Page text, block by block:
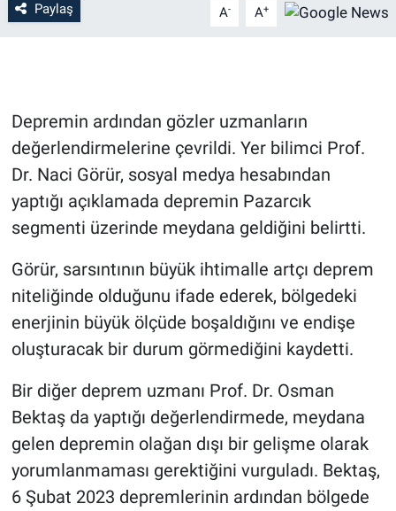
Paylaş A- A+
Depremin ardından gözler uzmanların
değerlendirmelerine çevrildi. Yer bilimci Prof.
Dr. Naci Görür, sosyal medya hesabından
yaptığı açıklamada depremin Pazarcık
segmenti üzerinde meydana geldiğini belirtti.
Görür, sarsıntının büyük ihtimalle artçı deprem
niteliğinde olduğunu ifade ederek, bölgedeki
enerjinin büyük ölçüde boşaldığını ve endişe
oluşturacak bir durum görmediğini kaydetti.
Bir diğer deprem uzmanı Prof. Dr. Osman
Bektaş da yaptığı değerlendirmede, meydana
gelen depremin olağan dışı bir gelişme olarak
yorumlanmaması gerektiğini vurguladı. Bektaş,
6 Şubat 2023 depremlerinin ardından bölgede